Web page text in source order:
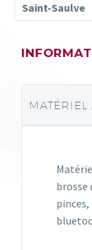
Saint-Saulve
brosse